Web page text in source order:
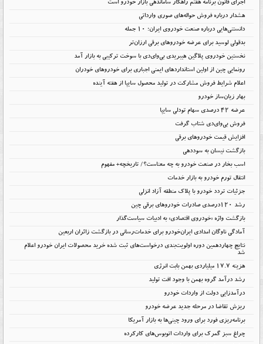
اجرای قانون برنامه هفتم راهکار ساماندهی بازار خودرو است
هشدار درباره فروش حواله‌های صوری وارداتی
دانستنی‌هایی درباره صنعت خودروی ایران؛ ۱۰ جمله
بدقولی لوسید برای عرضه خودروهای برقی ارزان‌تر
نخستین خودروی پلاگین هیبریدی بی‌وای‌دی با سوخت ترکیبی به بازار آمد
رونمایی چین از اولین استانداردهای ایمنی اجباری برای خودروهای خودران
اعلام شرایط فروش مشارکت در تولید محصول سایپا از هفته آینده
بهار زیان‌ساز خودرو
عرضه ۴۲ درصدی سهام تودلی سایپا
فروش بی‌وای‌دی شتاب گرفت
افزایش قیمت خودروهای برقی
بازگشت نیسان به سوددهی
اسب بخار در صنعت خودرو به چه معناست؟/ تاریخچه+ مفهوم
انتقال تورم خودرو به بازار خدمات
جزئیات تردد خودرو با پلاک منطقه آزاد انزلی
رشد ۱۲۰درصدی صادرات خودروهای برقی چین
بازگشت واژه «خودروی اقتصادی» به ادبیات سیاست‌گذار
آمادگی ناوگان امدادی ایران‌خودرو برای خدمات‌رسانی در بازگشت زائران اربعین
نتایج چهاردهمین دوره اولویت‌بندی درخواست‌های ثبت شده خرید محصولات ایران خودرو اعلام
شد
هزینه ۱۷.۷ میلیاردی بهمن بابت انرژی
رشد درآمد گروه بهمن با وجود افت تولید
درآمدزایی دولت از واردات خودرو
ریزش تقاضا در مرحله جدید عرضه خودرو
برنامه‌ریزی فورد برای ورود چینی‌ها به بازار آمریکا
چراغ سبز گمرک برای واردات اتوبوس‌های کارکرده